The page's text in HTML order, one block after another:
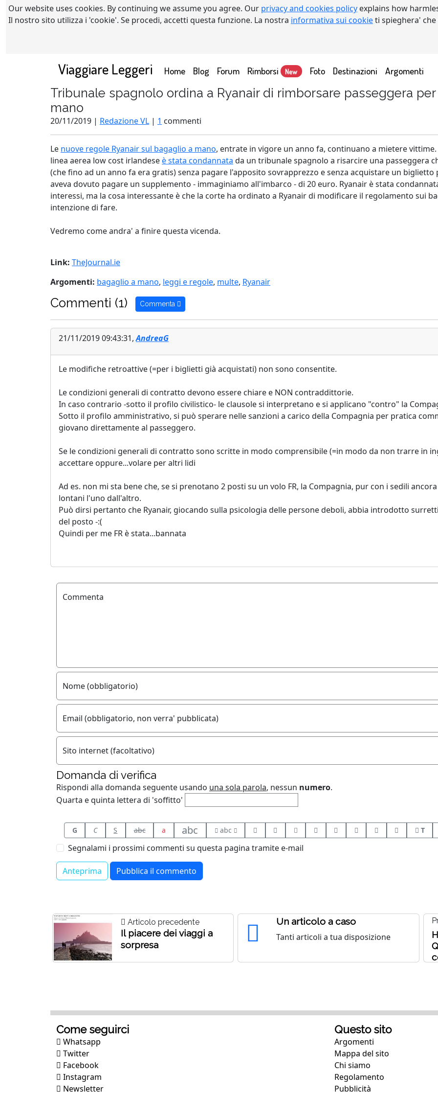
Our website uses cookies. By continuing we assume you agree. Our privacy and cookies policy explains how
Il nostro sito utilizza i 'cookie'. Se procedi, accetti questa funzione. La nostra informativa sui cookieti spieghera'
Viaggiare Leggeri Home(current)
Blog Forum Rimborsi New Foto Destinazioni Argomenti
Tribunale spagnolo ordina a Ryanair di rimborsare passeggera
mano
20/11/2019 | Redazione VL | 1 commenti
Le nuove regole Ryanair sul bagaglio a mano, entrate in vigore un anno fa, continuano a mietere
linea aerea low cost irlandeseè stata condannata da un tribunale spagnolo a risarcire una passeggera
(che fino ad un anno fa era gratis) senza pagare l'apposito sovrapprezzo e senza acquistare un
aveva dovuto pagare un supplemento - immaginiamo all'imbarco - di 20 euro. Ryanair è stata
interessi, ma la cosa interessante è che la corte ha ordinato a Ryanair di modificare il regolamento sui
intenzione di fare.
Vedremo come andra' a finire questa vicenda.
Link: TheJournal.ie
Argomenti: bagaglio a mano, leggi e regole, multe, Ryanair
Commenti (1) Commenta
21/11/2019 09:43:31,AndreaG
Le modifiche retroattive (=per i biglietti già acquistati) non sono consentite.
Le condizioni generali di contratto devono essere chiare e NON contraddittorie.
In caso contrario -sotto il profilo civilistico- le clausole si interpretano e si applicano "contro" la
Sotto il profilo amministrativo, si può sperare nelle sanzioni a carico della Compagnia per pratica
giovano direttamente al passeggero.
Se le condizioni generali di contratto sono scritte in modo comprensibile (=in modo da non trarre in
accettare oppure...volare per altri lidi
Ad es. non mi sta bene che, se si prenotano 2 posti su un volo FR, la Compagnia, pur con i sedili
lontani l'uno dall'altro.
Può dirsi pertanto che Ryanair, giocando sulla psicologia delle persone deboli, abbia introdotto
del posto -:(
Quindi per me FR è stata...bannata
Commenta
Nome (obbligatorio)
Email (obbligatorio, non verra' pubblicata)
Sito internet (facoltativo)
Domanda di verifica
Rispondi alla domanda seguente usando una sola parola, nessun numero.
Quarta e quinta lettera di 'soffitto'
G C S abc a abc abc T
Segnalami i prossimi commenti su questa pagina tramite e-mail
Articolo precedente
Il piacere dei viaggi a
sorpresa
Un articolo a caso
Tanti articoli a tua disposizione
Come seguirci
Whatsapp
Twitter
Facebook
Instagram
Newsletter
Questo sito
Argomenti
Mappa del sito
Chi siamo
Regolamento
Pubblicità